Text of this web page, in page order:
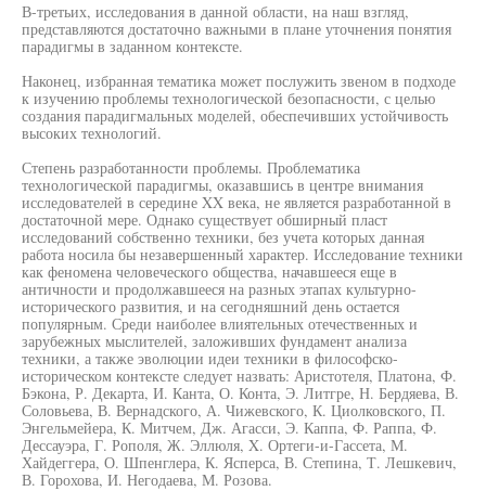
В-третьих, исследования в данной области, на наш взгляд,
представляются достаточно важными в плане уточнения понятия
парадигмы в заданном контексте.
Наконец, избранная тематика может послужить звеном в подходе
к изучению проблемы технологической безопасности, с целью
создания парадигмальных моделей, обеспечивших устойчивость
высоких технологий.
Степень разработанности проблемы. Проблематика
технологической парадигмы, оказавшись в центре внимания
исследователей в середине XX века, не является разработанной в
достаточной мере. Однако существует обширный пласт
исследований собственно техники, без учета которых данная
работа носила бы незавершенный характер. Исследование техники
как феномена человеческого общества, начавшееся еще в
античности и продолжавшееся на разных этапах культурно-
исторического развития, и на сегодняшний день остается
популярным. Среди наиболее влиятельных отечественных и
зарубежных мыслителей, заложивших фундамент анализа
техники, а также эволюции идеи техники в философско-
историческом контексте следует назвать: Аристотеля, Платона, Ф.
Бэкона, Р. Декарта, И. Канта, О. Конта, Э. Литгре, Н. Бердяева, В.
Соловьева, В. Вернадского, А. Чижевского, К. Циолковского, П.
Энгельмейера, К. Митчем, Дж. Агасси, Э. Каппа, Ф. Раппа, Ф.
Дессауэра, Г. Рополя, Ж. Эллюля, X. Ортеги-и-Гассета, М.
Хайдеггера, О. Шпенглера, К. Ясперса, В. Степина, Т. Лешкевич,
В. Горохова, И. Негодаева, М. Розова.